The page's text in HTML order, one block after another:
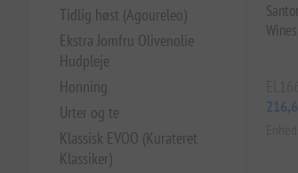
Tidlig høst (Agoureleo)
Ekstra Jomfru Olivenolie
Hudpleje
Honning
Urter og te
Klassisk EVOO (Kurateret
Klassiker)
Wines